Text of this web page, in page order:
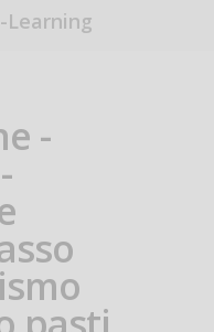
Learning
-